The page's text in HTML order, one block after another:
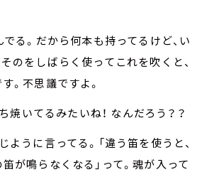
でる。だから何本も持ってるけど、い
のをしばらく使ってこれを吹くと、
。不思議ですよ。
焼いてるみたいね！ なんだろう？？
ように言ってる。「違う笛を使うと、
が鳴らなくなる」って。魂が入って